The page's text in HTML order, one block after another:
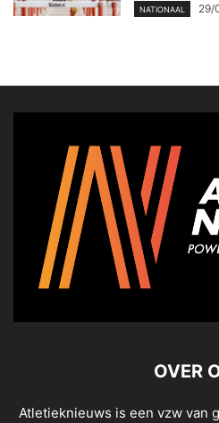
NATIONAAL 29/
OVER
Atletieknieuws is een vzw van